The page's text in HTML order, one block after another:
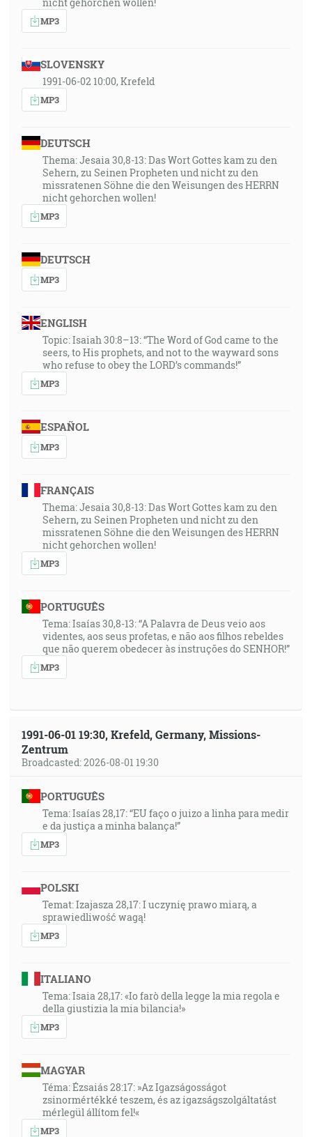
MP3
SLOVENSKY
1991-06-02 10:00, Krefeld
MP3
DEUTSCH
Thema: Jesaia 30,8-13: Das Wort Gottes kam zu den
Sehern, zu Seinen Propheten und nicht zu den
missratenen Söhne die den Weisungen des HERRN
nicht gehorchen wollen!
MP3
DEUTSCH
MP3
ENGLISH
Topic: Isaiah 30:8–13: “The Word of God came to the
seers, to His prophets, and not to the wayward sons
who refuse to obey the LORD’s commands!”
MP3
ESPAÑOL
MP3
FRANÇAIS
Thema: Jesaia 30,8-13: Das Wort Gottes kam zu den
Sehern, zu Seinen Propheten und nicht zu den
missratenen Söhne die den Weisungen des HERRN
nicht gehorchen wollen!
MP3
PORTUGUÊS
Tema: Isaías 30,8-13: “A Palavra de Deus veio aos
videntes, aos seus profetas, e não aos filhos rebeldes
que não querem obedecer às instruções do SENHOR!”
MP3
1991-06-01 19:30, Krefeld, Germany, Missions-
Zentrum
Broadcasted: 2026-08-01 19:30
PORTUGUÊS
Tema: Isaías 28,17: “EU faço o juizo a linha para medir
e da justiça a minha balança!”
MP3
POLSKI
Temat: Izajasza 28,17: I uczynię prawo miarą, a
sprawiedliwość wagą!
MP3
ITALIANO
Tema: Isaia 28,17: «Io farò della legge la mia regola e
della giustizia la mia bilancia!»
MP3
MAGYAR
Téma: Ézsaiás 28:17: »Az Igazságosságot
zsinormértékké teszem, és az igazságszolgáltatást
mérlegül állítom fel!«
MP3